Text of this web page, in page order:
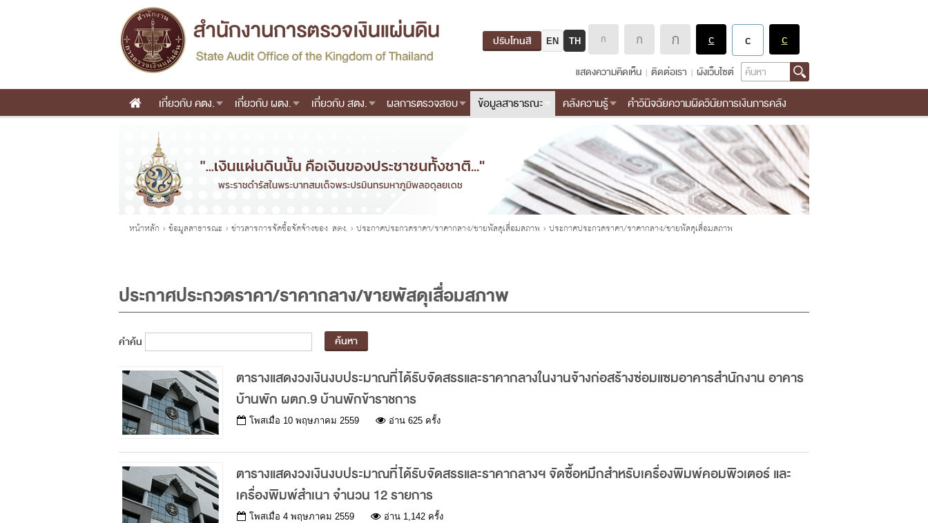
ปรับโทนสี EN TH
Search
แสดงความคิดเห็น ติดต่อเรา ผังเว็บไซต์
Main menu
เกี่ยวกับ คตง. เกี่ยวกับ ผตง. เกี่ยวกับ สตง. ผลการตรวจสอบ ข้อมูลสาธารณะ คลังความรู้ คำวินิจฉัยความผิดวินัยการเงินการคลัง
คุณอยู่ที่
หน้าหลัก › ข้อมูลสาธารณะ › ข่าวสารการจัดซื้อจัดจ้างของ สตง. › ประกาศประกวดราคา/ราคากลาง/ขายพัสดุเสื่อมสภาพ › ประกาศประกวดราคา/ราคากลาง/ขายพัสดุเสื่อมสภาพ
ประกาศประกวดราคา/ราคากลาง/ขายพัสดุเสื่อมสภาพ
คำค้น
ตารางแสดงวงเงินงบประมาณที่ได้รับจัดสรรและราคากลางในงานจ้างก่อสร้างซ่อมแซมอาคารสำนักงาน อาคาร
บ้านพัก ผตภ.9 บ้านพักข้าราชการ
โพสเมื่อ 10 พฤษภาคม 2559 อ่าน 625 ครั้ง
ตารางแสดงวงเงินงบประมาณที่ได้รับจัดสรรและราคากลางฯ จัดซื้อหมึกสำหรับเครื่องพิมพ์คอมพิวเตอร์ และ
เครื่องพิมพ์สำเนา จำนวน 12 รายการ
โพสเมื่อ 4 พฤษภาคม 2559 อ่าน 1,142 ครั้ง